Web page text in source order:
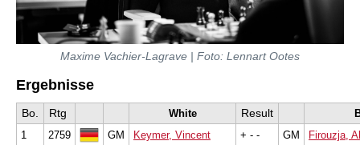
Maxime Vachier-Lagrave | Foto: Lennart Ootes
Ergebnisse
Bo. Rtg White Result
1
2759 GM Keymer, Vincent + - - GM
Firouzja,